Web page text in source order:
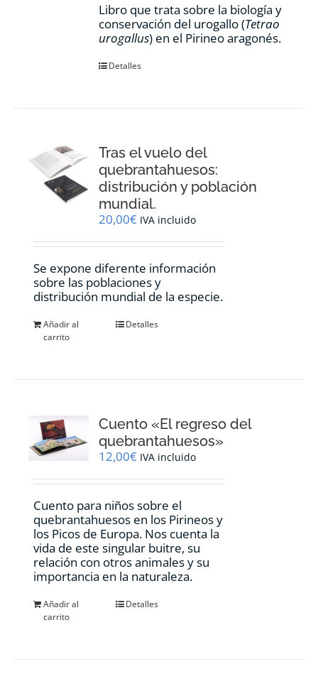
Libro que trata sobre la biología y
conservación del urogallo (Tetrao
urogallus) en el Pirineo aragonés.
Detalles
Tras el vuelo del
quebrantahuesos:
distribución y población
mundial.
20,00€ IVA incluido
Se expone diferente información
sobre las poblaciones y
distribución mundial de la especie.
Añadir al
carrito
Detalles
Cuento «El regreso del
quebrantahuesos»
12,00€ IVA incluido
Cuento para niños sobre el
quebrantahuesos en los Pirineos y
los Picos de Europa. Nos cuenta la
vida de este singular buitre, su
relación con otros animales y su
importancia en la naturaleza.
Añadir al
carrito
Detalles